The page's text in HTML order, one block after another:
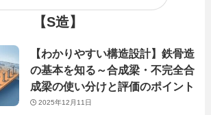
【S造】
【わかりやすい構造設計】鉄骨造
の基本を知る～合成梁・不完全合
成梁の使い分けと評価のポイント
2025年12月11日